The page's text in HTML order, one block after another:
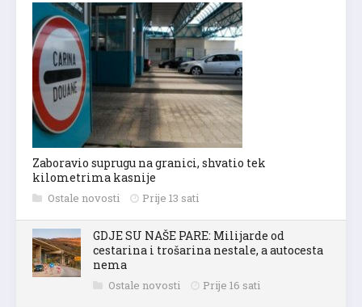
Zaboravio suprugu na granici, shvatio tek
kilometrima kasnije
Ostale novosti Prije 13 sati
GDJE SU NAŠE PARE: Milijarde od
cestarina i trošarina nestale, a autocesta
nema
Ostale novosti Prije 16 sati